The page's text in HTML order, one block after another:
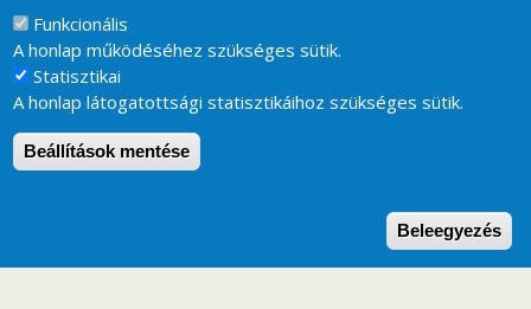
Funkcionális
A honlap működéséhez szükséges sütik.
Statisztikai
A honlap látogatottsági statisztikáihoz szükséges sütik.
Beállítások mentése
Beleegyezés